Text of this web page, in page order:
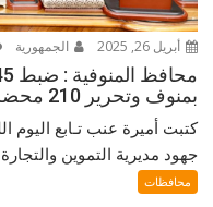
أبريل 26, 2025 الجمهورية
بمنوف وتحرير 210 محضر تموينى
كتبت أميرة عنب تـابع اليوم
جهود مديرية التموين والتجارة
محافظات